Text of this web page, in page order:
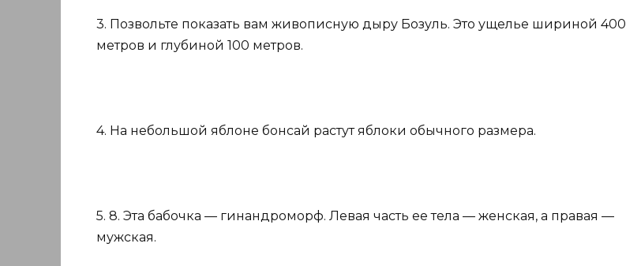
3. Позвольте показать вам живописную дыру Бозуль. Это ущелье шириной 400
метров и глубиной 100 метров.
4. На небольшой яблоне бонсай растут яблоки обычного размера.
5. 8. Эта бабочка — гинандроморф. Левая часть ее тела — женская, а правая —
мужская.